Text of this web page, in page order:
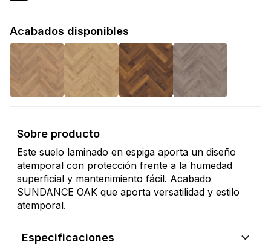
Acabados disponibles
Sobre producto
Este suelo laminado en espiga aporta un diseño
atemporal con protección frente a la humedad
superficial y mantenimiento fácil. Acabado
SUNDANCE OAK que aporta versatilidad y estilo
atemporal.
Especificaciones